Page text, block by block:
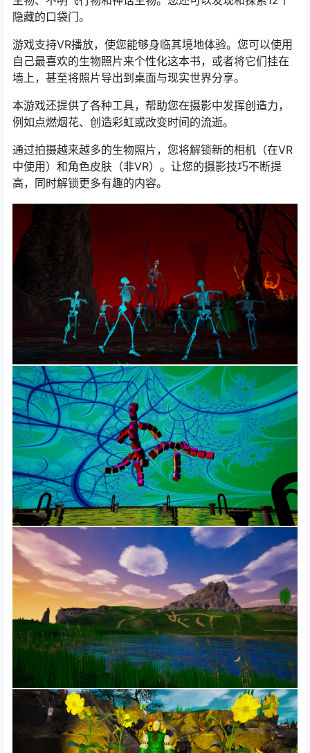
隐藏的口袋门。
游戏支持VR播放，使您能够身临其境地体验。您可以使用
自己最喜欢的生物照片来个性化这本书，或者将它们挂在
墙上，甚至将照片导出到桌面与现实世界分享。
本游戏还提供了各种工具，帮助您在摄影中发挥创造力，
例如点燃烟花、创造彩虹或改变时间的流逝。
通过拍摄越来越多的生物照片，您将解锁新的相机（在VR
中使用）和角色皮肤（非VR）。让您的摄影技巧不断提
高，同时解锁更多有趣的内容。